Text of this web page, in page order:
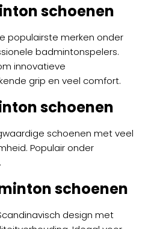
schoenen
populairste merken onder
badmintonspelers.
innovatieve
grip en veel comfort.
schoenen
schoenen met veel
Populair onder
schoenen
design met